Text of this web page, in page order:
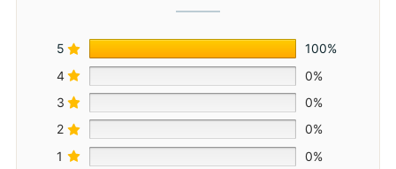
5
100%
4
0%
3
0%
2
0%
1
0%